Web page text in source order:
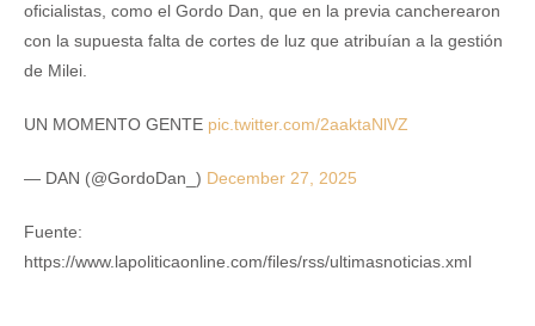
oficialistas, como el Gordo Dan, que en la previa cancherearon
con la supuesta falta de cortes de luz que atribuían a la gestión
de Milei.
UN MOMENTO GENTE pic.twitter.com/2aaktaNlVZ
— DAN (@GordoDan_) December 27, 2025
Fuente:
https://www.lapoliticaonline.com/files/rss/ultimasnoticias.xml